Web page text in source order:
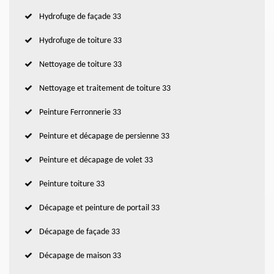
Hydrofuge de façade 33
Hydrofuge de toiture 33
Nettoyage de toiture 33
Nettoyage et traitement de toiture 33
Peinture Ferronnerie 33
Peinture et décapage de persienne 33
Peinture et décapage de volet 33
Peinture toiture 33
Décapage et peinture de portail 33
Décapage de façade 33
Décapage de maison 33